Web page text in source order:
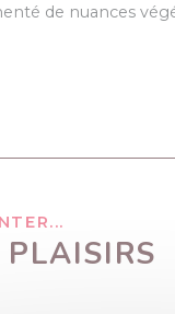
de nuances